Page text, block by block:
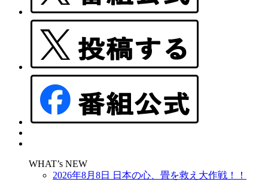
WHAT’s NEW
2026年8月8日 日本の心、畳を救え大作戦！！